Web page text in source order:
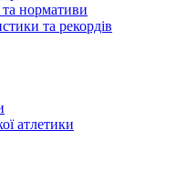
та нормативи
та рекордів
атлетики